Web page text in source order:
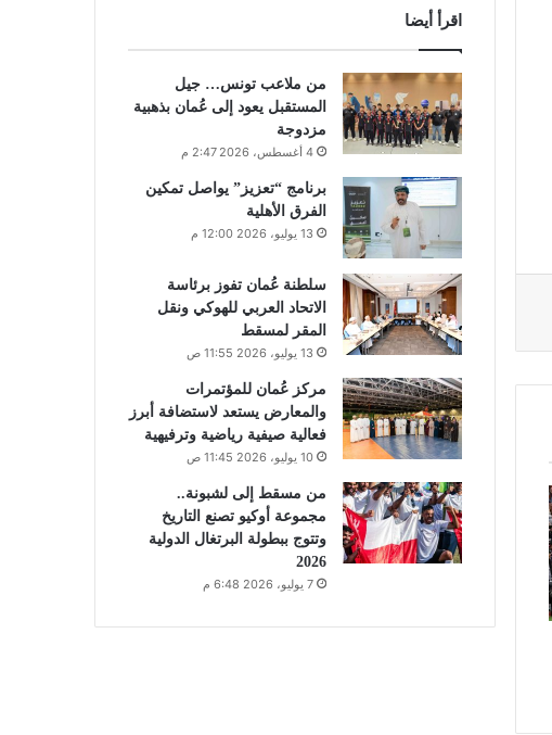
اقرأ أيضا
من ملاعب تونس… جيل
المستقبل يعود إلى عُمان بذهبية
مزدوجة
4 أغسطس، 2026 2:47 م
برنامج “تعزيز” يواصل تمكين
الفرق الأهلية
13 يوليو، 2026 12:00 م
سلطنة عُمان تفوز برئاسة
الاتحاد العربي للهوكي ونقل
المقر لمسقط
13 يوليو، 2026 11:55 ص
مركز عُمان للمؤتمرات
والمعارض يستعد لاستضافة أبرز
فعالية صيفية رياضية وترفيهية
10 يوليو، 2026 11:45 ص
من مسقط إلى لشبونة..
مجموعة أوكيو تصنع التاريخ
وتتوج ببطولة البرتغال الدولية
2026
7 يوليو، 2026 6:48 م